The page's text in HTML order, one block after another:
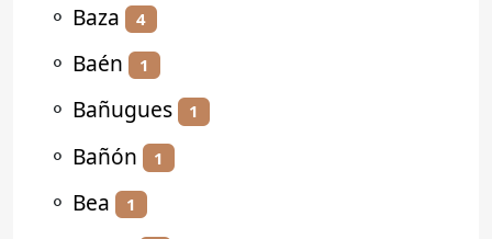
⚬ Baza 4
⚬ Baén 1
⚬ Bañugues 1
⚬ Bañón 1
⚬ Bea 1